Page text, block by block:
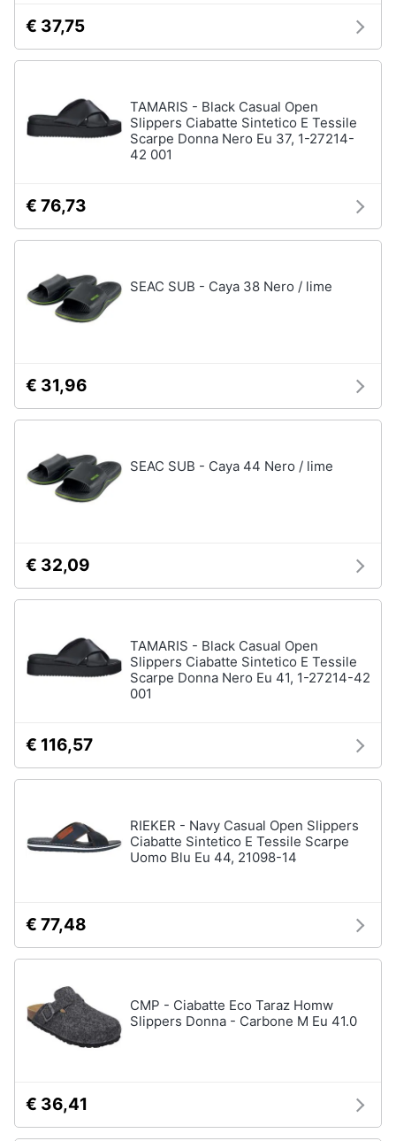
Gioielli
Cavigliera
tutti
€ 37,75
TAMARIS - Black Casual Open
Slippers Ciabatte Sintetico E Tessile
Scarpe Donna Nero Eu 37, 1-27214-
42 001
€ 76,73
SEAC SUB - Caya 38 Nero / lime
€ 31,96
SEAC SUB - Caya 44 Nero / lime
€ 32,09
TAMARIS - Black Casual Open
Slippers Ciabatte Sintetico E Tessile
Scarpe Donna Nero Eu 41, 1-27214-42
001
€ 116,57
RIEKER - Navy Casual Open Slippers
Ciabatte Sintetico E Tessile Scarpe
Uomo Blu Eu 44, 21098-14
€ 77,48
CMP - Ciabatte Eco Taraz Homw
Slippers Donna - Carbone M Eu 41.0
€ 36,41